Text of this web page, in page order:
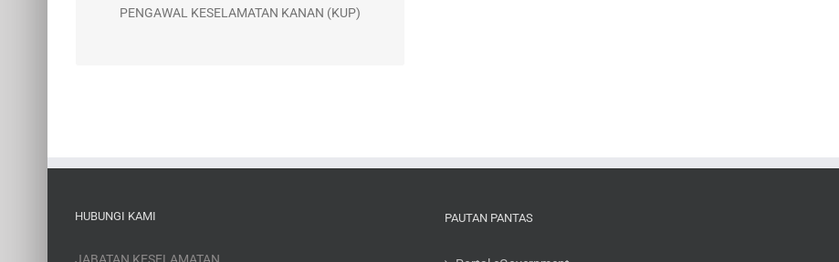
PENGAWAL KESELAMATAN KANAN (KUP)
HUBUNGI KAMI PAUTAN PANTAS